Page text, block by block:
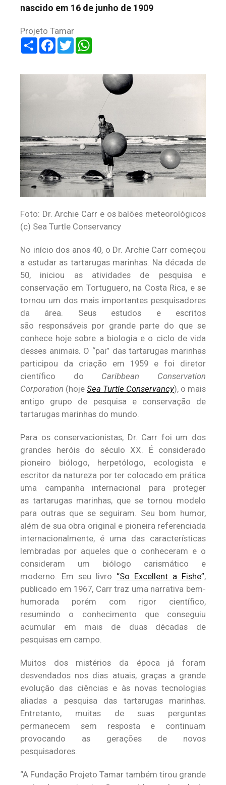
nascido em 16 de junho de 1909
Projeto Tamar
ShareFacebook
Twitter
Foto: Dr. Archie Carr e os balões meteorológicos
(c) Sea Turtle Conservancy
No início dos anos 40, o Dr. Archie Carr começou
a estudar as tartarugas marinhas. Na década de
50, iniciou as atividades de pesquisa e
conservação em Tortuguero, na Costa Rica, e se
tornou um dos mais importantes pesquisadores
da área. Seus estudos e escritos
são responsáveis por grande parte do que se
conhece hoje sobre a biologia e o ciclo de vida
desses animais. O “pai” das tartarugas marinhas
participou da criação em 1959 e foi diretor
científico do Caribbean Conservation
Corporation (hoje Sea Turtle Conservancy), o mais
antigo grupo de pesquisa e conservação de
tartarugas marinhas do mundo.
Para os conservacionistas, Dr. Carr foi um dos
grandes heróis do século XX. É considerado
pioneiro biólogo, herpetólogo, ecologista e
escritor da natureza por ter colocado em prática
uma campanha internacional para proteger
as tartarugas marinhas, que se tornou modelo
para outras que se seguiram. Seu bom humor,
além de sua obra original e pioneira referenciada
internacionalmente, é uma das características
lembradas por aqueles que o conheceram e o
consideram um biólogo carismático e
moderno. Em seu livro “So Excellent a Fishe”,
publicado em 1967, Carr traz uma narrativa bem-
humorada porém com rigor científico,
resumindo o conhecimento que conseguiu
acumular em mais de duas décadas de
pesquisas em campo.
Muitos dos mistérios da época já foram
desvendados nos dias atuais, graças a grande
evolução das ciências e às novas tecnologias
aliadas a pesquisa das tartarugas marinhas.
Entretanto, muitas de suas perguntas
permanecem sem resposta e continuam
provocando as gerações de novos
pesquisadores.
“A Fundação Projeto Tamar também tirou grande